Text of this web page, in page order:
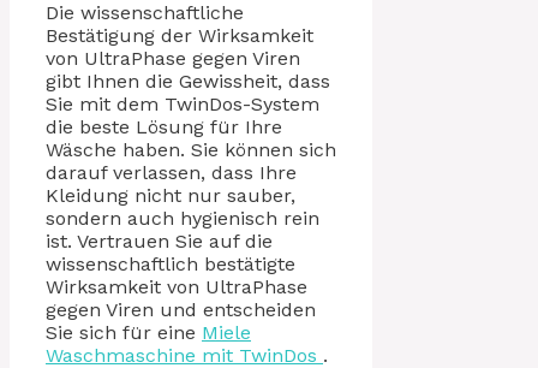
Die wissenschaftliche
Bestätigung der Wirksamkeit
von UltraPhase gegen Viren
gibt Ihnen die Gewissheit, dass
Sie mit dem TwinDos-System
die beste Lösung für Ihre
Wäsche haben. Sie können sich
darauf verlassen, dass Ihre
Kleidung nicht nur sauber,
sondern auch hygienisch rein
ist. Vertrauen Sie auf die
wissenschaftlich bestätigte
Wirksamkeit von UltraPhase
gegen Viren und entscheiden
Sie sich für eine Miele
Waschmaschine mit TwinDos .